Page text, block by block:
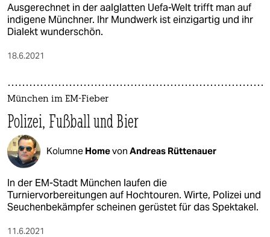
Ausgerechnet in der aalglatten Uefa-Welt trifft man auf
indigene Münchner. Ihr Mundwerk ist einzigartig und ihr
Dialekt wunderschön.
18.6.2021
München im EM-Fieber
Polizei, Fußball und Bier
Kolumne Homevon Andreas Rüttenauer
In der EM-Stadt München laufen die
Turniervorbereitungen auf Hochtouren. Wirte, Polizei und
Seuchenbekämpfer scheinen gerüstet für das Spektakel.
11.6.2021